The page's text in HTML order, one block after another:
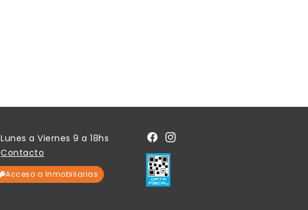
Lunes a Viernes 9 a 18hs
Contacto
Acceso a Inmobiliarias